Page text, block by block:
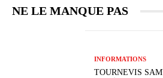
NE LE MANQUE PAS
INFORMATIONS
TOURNEVIS